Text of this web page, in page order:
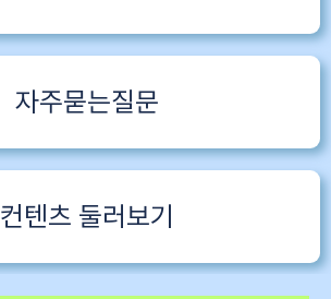
자주묻는질문
컨텐츠 둘러보기